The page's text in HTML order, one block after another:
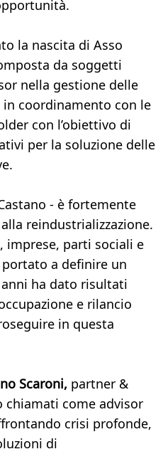
la nascita di Asso
da soggetti
nella gestione delle
in coordinamento con le
con l’obiettivo di
per la soluzione delle
- è fortemente
reindustrializzazione.
imprese, parti sociali e
a definire un
ha dato risultati
e rilancio
in questa
Scaroni, partner &
chiamati come advisor
crisi profonde,
di